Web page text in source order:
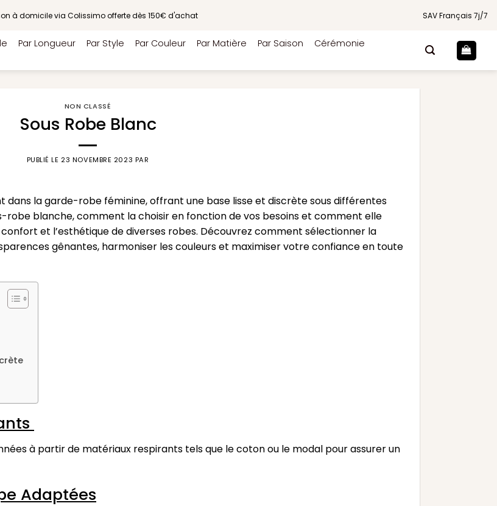
à domicile via Colissimo offerte dès 150€ d'achat SAV Français 7j/7
Par Longueur Par Style Par Couleur Par Matière Par Saison Cérémonie
NON CLASSÉ
Sous Robe Blanc
PUBLIÉ LE 23 NOVEMBRE 2023 PAR
dans la garde-robe féminine, offrant une base lisse et discrète sous différentes
robe blanche, comment la choisir en fonction de vos besoins et comment elle
et l’esthétique de diverses robes. Découvrez comment sélectionner la
gênantes, harmoniser les couleurs et maximiser votre confiance en toute
à partir de matériaux respirants tels que le coton ou le modal pour assurer un
Adaptées